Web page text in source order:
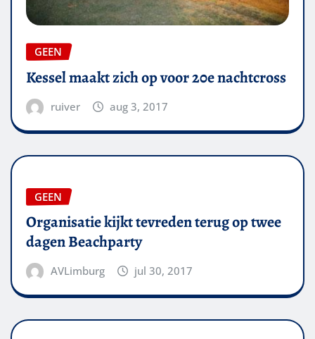
GEEN
Kessel maakt zich op voor 20e nachtcross
ruiver aug 3, 2017
GEEN
Organisatie kijkt tevreden terug op twee
dagen Beachparty
AVLimburg jul 30, 2017